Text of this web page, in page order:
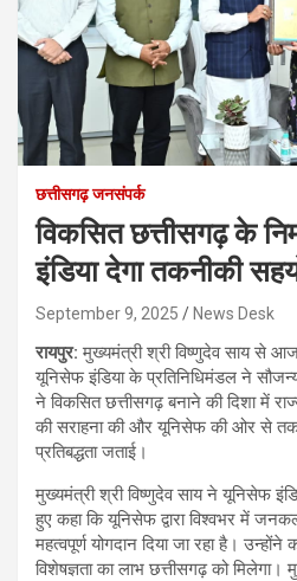
छत्तीसगढ़ जनसंपर्क
विकसित छत्तीसगढ़ के
इंडिया देगा तकनीकी
September 9, 2025 News Desk
रायपुर: मुख्यमंत्री श्री विष्णुदेव साय से
यूनिसेफ इंडिया के प्रतिनिधिमंडल ने
ने विकसित छत्तीसगढ़ बनाने की दिशा में
की सराहना की और यूनिसेफ की ओर से
प्रतिबद्धता जताई।
मुख्यमंत्री श्री विष्णुदेव साय ने यूनिसेफ
हुए कहा कि यूनिसेफ द्वारा विश्वभर में
महत्वपूर्ण योगदान दिया जा रहा है।
विशेषज्ञता का लाभ छत्तीसगढ़ को